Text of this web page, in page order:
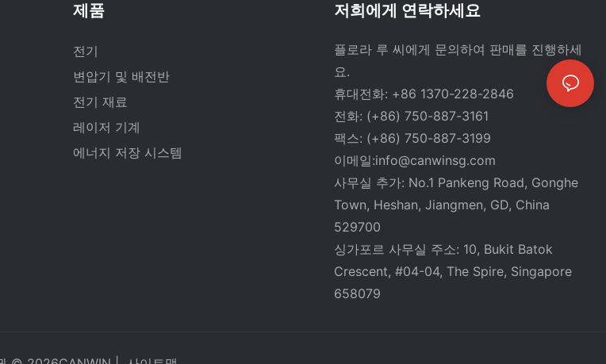
제품
전기
변압기 및 배전반
전기 재료
레이저 기계
에너지 저장 시스템
저희에게 연락하세요
플로라 루 씨에게 문의하여 판매를 진행하세
요.
휴대전화: +86 1370-228-2846
전화: (+86) 750-887-3161
팩스: (+86) 750-887-3199
이메일:info@canwinsg.com
사무실 추가: No.1 Pankeng Road, Gonghe
Town, Heshan, Jiangmen, GD, China
529700
싱가포르 사무실 주소: 10, Bukit Batok
Crescent, #04-04, The Spire, Singapore
658079